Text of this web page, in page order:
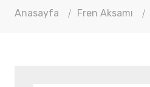
Anasayfa Fren Aksamı